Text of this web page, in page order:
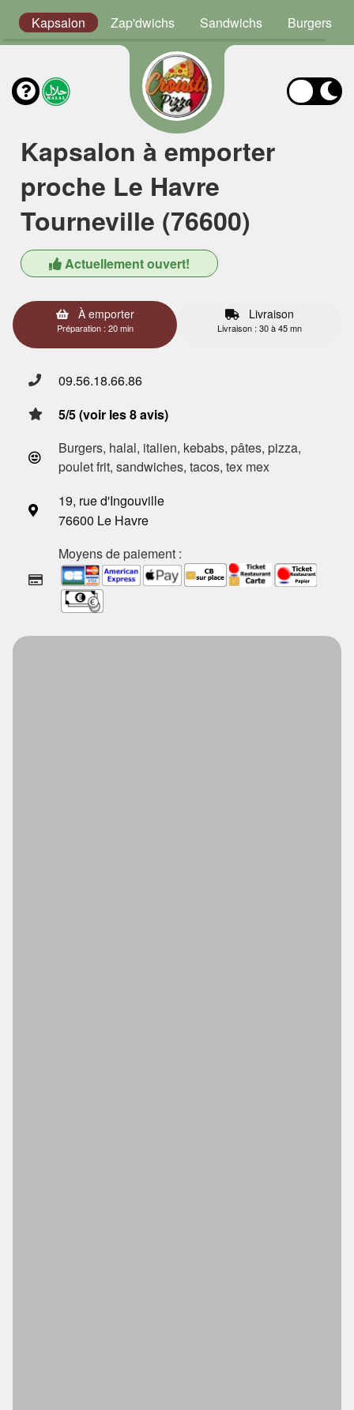
Kapsalon Zap'dwichs Sandwichs Burgers
Kapsalon à emporter
proche Le Havre
Tourneville (76600)
Actuellement ouvert!
À emporter
Préparation : 20 min
Livraison
Livraison : 30 à 45 mn
09.56.18.66.86
5/5 (voir les 8 avis)
Burgers, halal, italien, kebabs, pâtes, pizza,
poulet frit, sandwiches, tacos, tex mex
19, rue d'Ingouville
76600 Le Havre
Moyens de paiement :